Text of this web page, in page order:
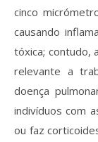
cinco
causando
tóxica; contudo,
relevante a
doença
indivíduos com
ou faz